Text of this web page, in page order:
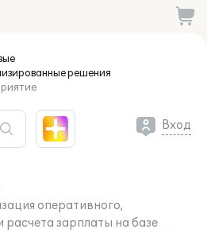
решения
Вход
оперативного,
расчета зарплаты на базе